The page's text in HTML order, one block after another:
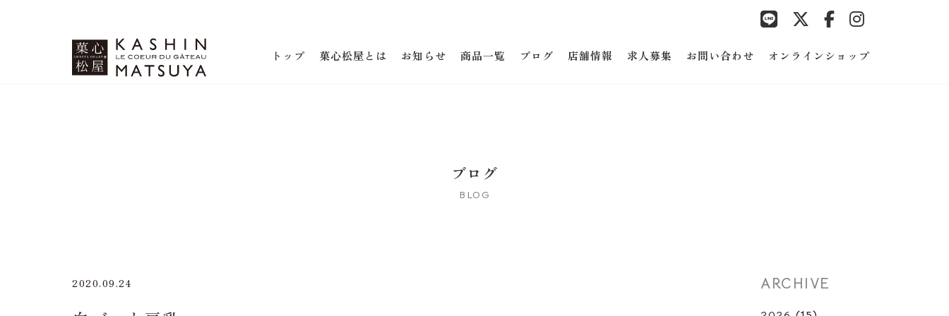
トップ 菓心松屋とは お知らせ 商品一覧 ブログ 店舗情報 求人募集 お問い合わせ オンラインショップ
ブログ
BLOG
2020.09.24 ARCHIVE